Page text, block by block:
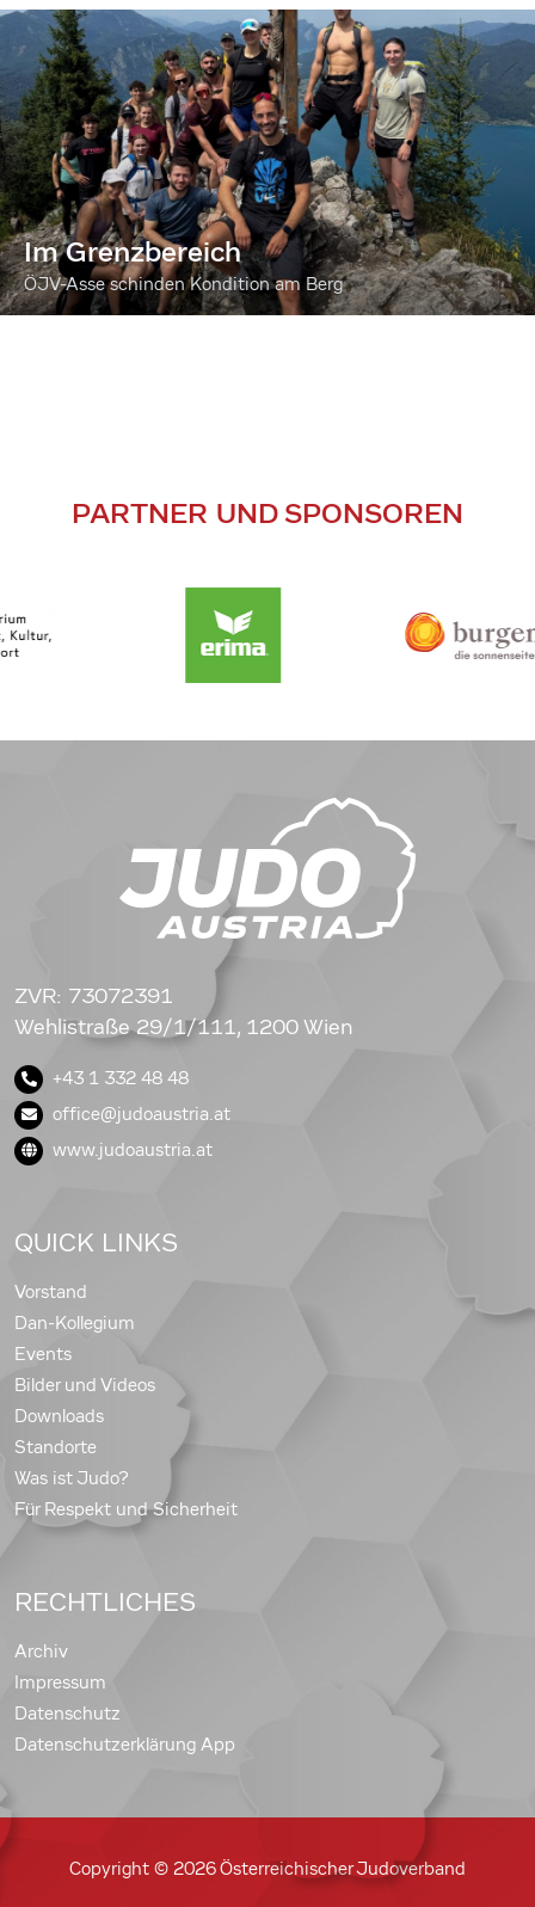
Im Grenzbereich
ÖJV-Asse schinden Kondition am Berg
PARTNER UND SPONSOREN
ZVR: 73072391
Wehlistraße 29/1/111, 1200 Wien
+43 1 332 48 48
office@judoaustria.at
www.judoaustria.at
QUICK LINKS
Vorstand
Dan-Kollegium
Events
Bilder und Videos
Downloads
Standorte
Was ist Judo?
Für Respekt und Sicherheit
RECHTLICHES
Archiv
Impressum
Datenschutz
Datenschutzerklärung App
Copyright © 2026 Österreichischer Judoverband